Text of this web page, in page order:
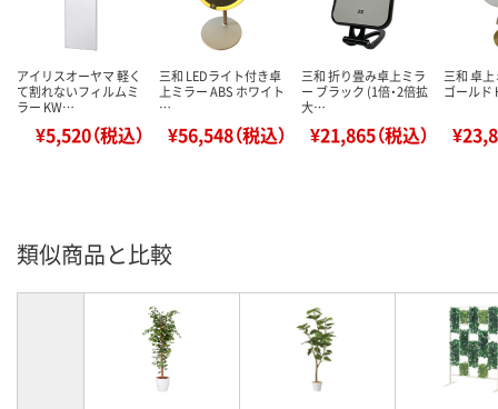
アイリスオーヤマ 軽く
て割れないフィルムミ
ラー KW…
¥5,520（税込）
三和 LEDライト付き卓
上ミラー ABS ホワイト
…
¥56,548（税込）
三和 折り畳み卓上ミラ
ー ブラック (1倍・2倍拡
大…
¥21,865（税込）
三和 卓
ゴールド
類似商品と比較